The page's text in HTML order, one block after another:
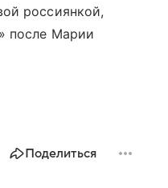
россиянкой,
после Марии
Поделиться